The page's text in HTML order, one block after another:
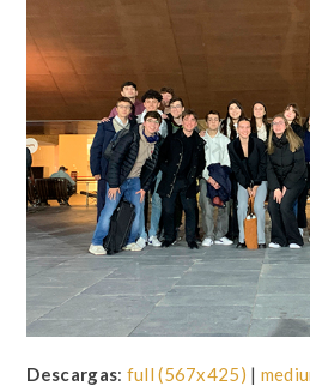
Descargas: full (567x425) |